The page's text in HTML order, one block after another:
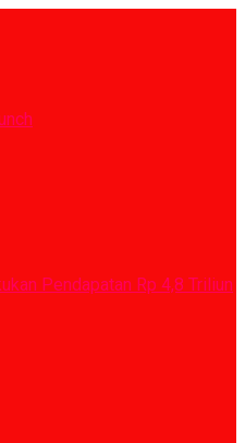
Pendapatan Rp 4,8 Triliun